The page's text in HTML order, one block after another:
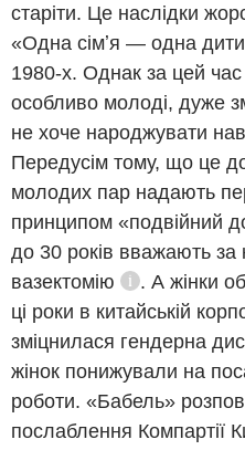
старіти. Це наслідки
«Одна сімʼя — одна
1980-х. Однак за цей
особливо молоді, дуже
не хоче народжувати
Передусім тому, що це
молодих пар надають
принципом «подвійний
до 30 років вважають за
вазектомію
Довідка
. А жінки
ці роки в китайській
зміцнилася гендерна
жінок понижували на
роботи. «Бабель»
послаблення Компартії